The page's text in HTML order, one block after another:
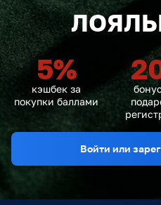
5%
кэшбек за
покупки баллами
Войти или